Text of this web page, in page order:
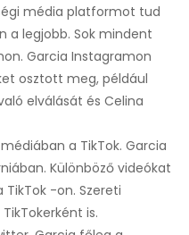
média platformot tud
a legjobb. Sok mindent
Garcia Instagramon
osztott meg, például
elválását és Celina
a TikTok. Garcia
Különböző videókat
-on. Szereti
is.